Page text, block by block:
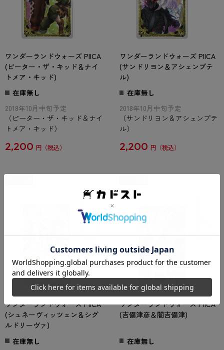
ワンダーランドウォーズ PIICA
(ピーター・ザ・キッド＆ナイ
トメア・キッド)
在庫無し
2018年10月中旬予定
（ピーター・ザ・キッド＆ナイ
トメア・キッド）
2,200 円
ワンダーランドウォーズ PIICA
(サンドリヨン＆アシェンプテ
ル)
在庫無し
2018年10月中旬予定
（サンドリヨン＆アシェンプテ
ル）
2,200 円
ワンダーランドウォーズ PIICA
(シュネーヴィッツェン＆シグ
ルドリーヴァ)
在庫無し
ワンダーランドウォーズ PIICA
(吉備津彦＆闇吉備津)
在庫無し